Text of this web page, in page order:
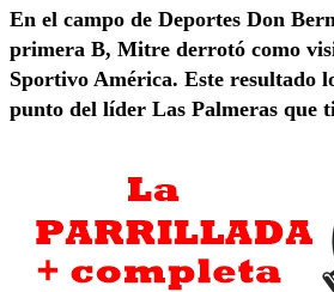
En el campo de Deportes Don
primera B, Mitre derrotó como
Sportivo América. Este resultado
punto del líder Las Palmeras que